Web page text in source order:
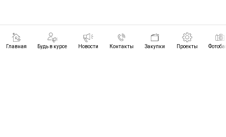
Главная Будь в курсе Новости Контакты Закупки Проекты